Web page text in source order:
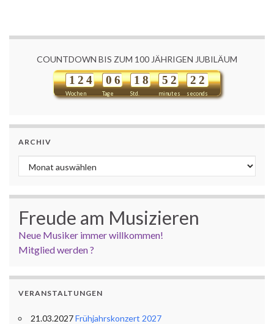
COUNTDOWN BIS ZUM 100 JÄHRIGEN JUBILÄUM
Wochen
1 2 4
Tage
0 6
Std.
1 8
minutes
5 2
seconds
2 2
ARCHIV
Archiv
Freude am Musizieren
Neue Musiker immer willkommen!
Mitglied werden ?
VERANSTALTUNGEN
21.03.2027Frühjahrskonzert 2027